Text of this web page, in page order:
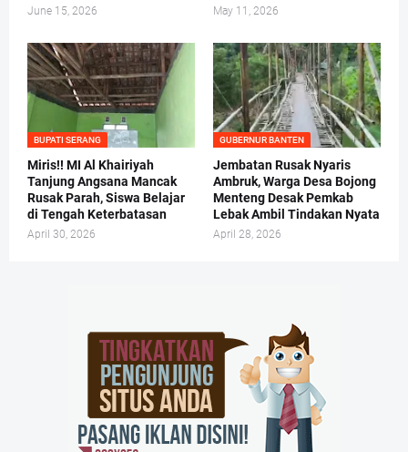
June 15, 2026 May 11, 2026
BUPATI SERANG
Miris!! MI Al Khairiyah
Tanjung Angsana Mancak
Rusak Parah, Siswa Belajar
di Tengah Keterbatasan
April 30, 2026
GUBERNUR BANTEN
Jembatan Rusak Nyaris
Ambruk, Warga Desa Bojong
Menteng Desak Pemkab
Lebak Ambil Tindakan Nyata
April 28, 2026